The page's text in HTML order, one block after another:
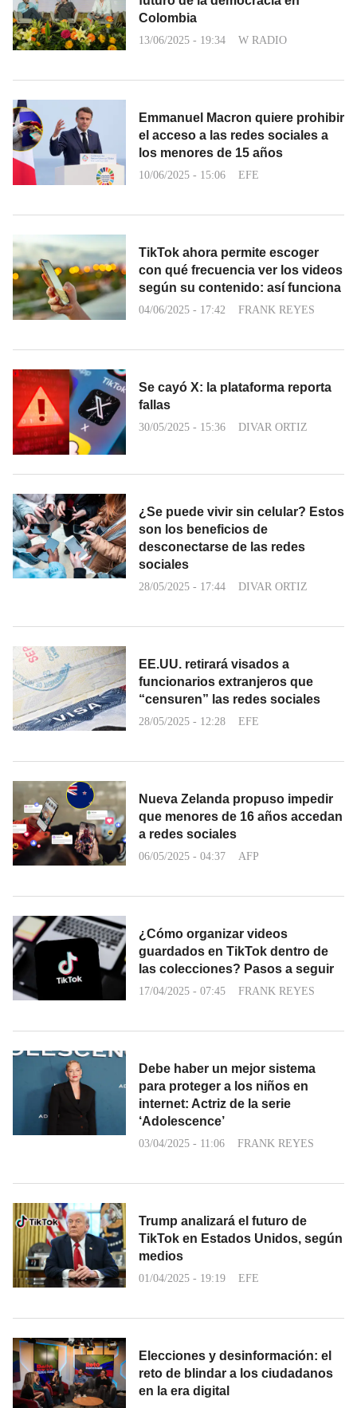
Colombia
13/06/2025 - 19:34 W RADIO
Emmanuel Macron quiere prohibir
el acceso a las redes sociales a
los menores de 15 años
10/06/2025 - 15:06 EFE
TikTok ahora permite escoger
con qué frecuencia ver los videos
según su contenido: así funciona
04/06/2025 - 17:42 FRANK REYES
Se cayó X: la plataforma reporta
fallas
30/05/2025 - 15:36 DIVAR ORTIZ
¿Se puede vivir sin celular? Estos
son los beneficios de
desconectarse de las redes
sociales
28/05/2025 - 17:44 DIVAR ORTIZ
EE.UU. retirará visados a
funcionarios extranjeros que
“censuren” las redes sociales
28/05/2025 - 12:28 EFE
Nueva Zelanda propuso impedir
que menores de 16 años accedan
a redes sociales
06/05/2025 - 04:37 AFP
¿Cómo organizar videos
guardados en TikTok dentro de
las colecciones? Pasos a seguir
17/04/2025 - 07:45 FRANK REYES
Debe haber un mejor sistema
para proteger a los niños en
internet: Actriz de la serie
‘Adolescence’
03/04/2025 - 11:06 FRANK REYES
Trump analizará el futuro de
TikTok en Estados Unidos, según
medios
01/04/2025 - 19:19 EFE
Elecciones y desinformación: el
reto de blindar a los ciudadanos
en la era digital